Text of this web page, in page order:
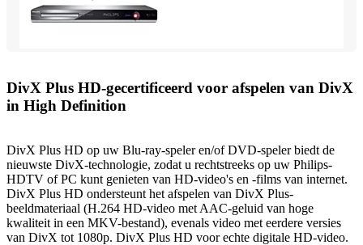
DivX Plus HD-gecertificeerd voor afspelen van DivX
in High Definition
DivX Plus HD op uw Blu-ray-speler en/of DVD-speler biedt de
nieuwste DivX-technologie, zodat u rechtstreeks op uw Philips-
HDTV of PC kunt genieten van HD-video's en -films van internet.
DivX Plus HD ondersteunt het afspelen van DivX Plus-
beeldmateriaal (H.264 HD-video met AAC-geluid van hoge
kwaliteit in een MKV-bestand), evenals video met eerdere versies
van DivX tot 1080p. DivX Plus HD voor echte digitale HD-video.